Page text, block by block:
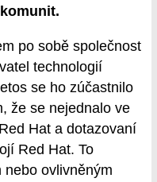
po sobě společnost
technologií
se ho zúčastnilo
že se nejednalo ve
Hat a dotazovaní
Red Hat. To
nebo ovlivněným